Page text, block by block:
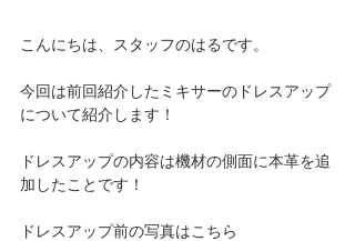
こんにちは、スタッフのはるです。
今回は前回紹介したミキサーのドレスアップ
について紹介します！
ドレスアップの内容は機材の側面に本革を追
加したことです！
ドレスアップ前の写真はこちら